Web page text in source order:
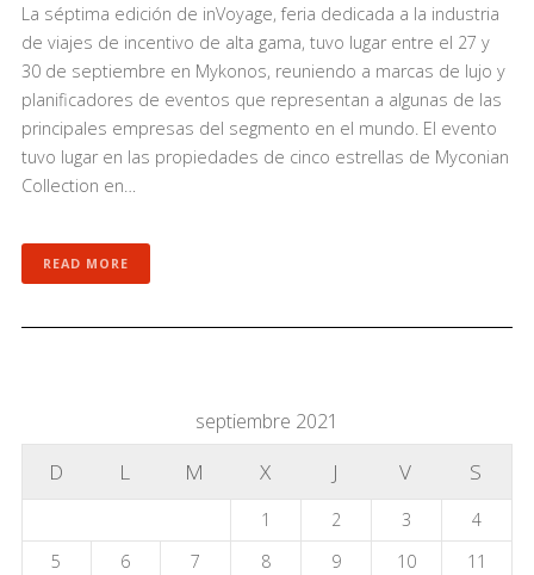
La séptima edición de inVoyage, feria dedicada a la industria
de viajes de incentivo de alta gama, tuvo lugar entre el 27 y
30 de septiembre en Mykonos, reuniendo a marcas de lujo y
planificadores de eventos que representan a algunas de las
principales empresas del segmento en el mundo. El evento
tuvo lugar en las propiedades de cinco estrellas de Myconian
Collection en…
READ MORE
septiembre 2021
D L M X J V S
1 2 3
4
5
6 7 8 9 10
11